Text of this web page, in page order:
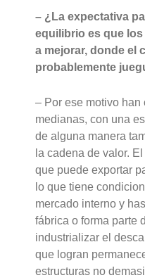
– ¿La expectativa
equilibrio es que
a mejorar, donde el
probablemente
– Por ese motivo
medianas, con una
de alguna manera
la cadena de valor.
que puede exportar
lo que tiene
mercado interno y
fábrica o forma parte
industrializar el
que logran
estructuras no